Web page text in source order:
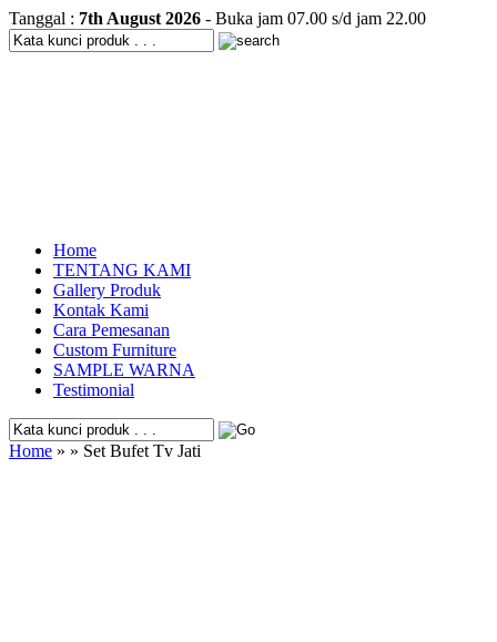
Tanggal : 7th August 2026 - Buka jam 07.00 s/d jam 22.00
Home
TENTANG KAMI
Gallery Produk
Kontak Kami
Cara Pemesanan
Custom Furniture
SAMPLE WARNA
Testimonial
Home » » Set Bufet Tv Jati